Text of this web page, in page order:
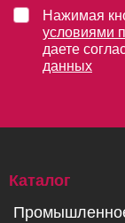
Нажимая
условиями
даете
данных
Каталог